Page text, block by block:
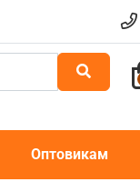
Оптовикам